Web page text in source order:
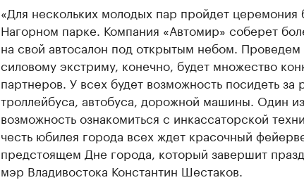
«Для нескольких молодых пар пройдет церемония
Нагорном парке. Компания «Автомир» соберет
на свой автосалон под открытым небом.
силовому экстриму, конечно, будет множество
партнеров. У всех будет возможность посидеть за
троллейбуса, автобуса, дорожной машины. Один
возможность ознакомиться с инкассаторской
честь юбилея города всех ждет красочный
предстоящем Дне города, который завершит
мэр Владивостока Константин Шестаков.